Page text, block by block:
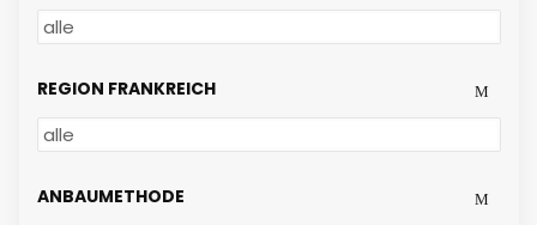
REGION FRANKREICH
ANBAUMETHODE